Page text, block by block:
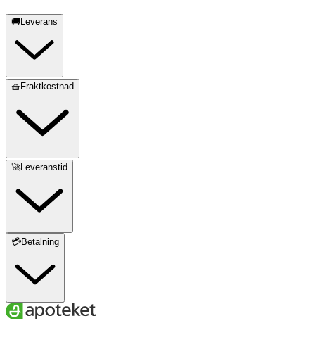
🚚Leverans
🧺Fraktkostnad
🚀Leveranstid
💳Betalning